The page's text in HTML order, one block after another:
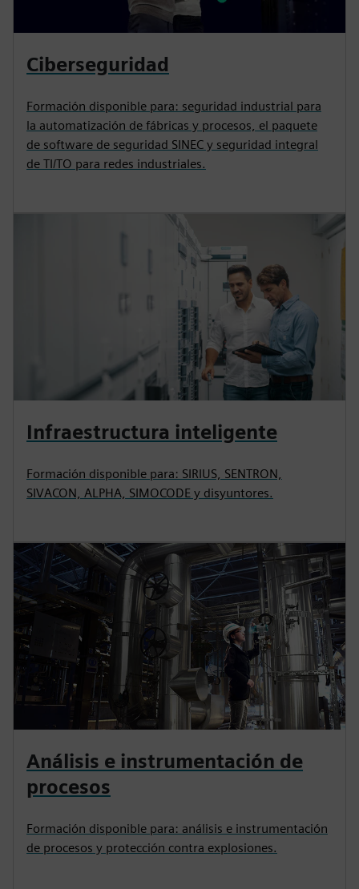
Ciberseguridad
Formación disponible para: seguridad industrial para
la automatización de fábricas y procesos, el paquete
de software de seguridad SINEC y seguridad integral
de TI/TO para redes industriales.
Infraestructura inteligente
Formación disponible para: SIRIUS, SENTRON,
SIVACON, ALPHA, SIMOCODE y disyuntores.
Análisis e instrumentación de
procesos
Formación disponible para: análisis e instrumentación
de procesos y protección contra explosiones.